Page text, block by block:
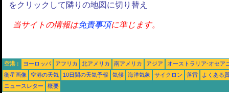
をクリックして隣りの地図に切り替え
当サイトの情報は免責事項に準じます。
空港 : ヨーロッパ アフリカ 北アメリカ 南アメリカ アジア
オーストラリア-オセア
衛星画像
空港の天気 10日間の天気予報 気候 海洋気象 サイクロン 落雷
よくある
ニュースレター
概要